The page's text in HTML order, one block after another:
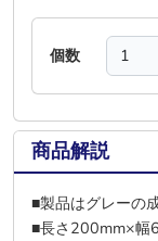
個数
商品解説
■製品はグレーの
■長さ200mm×幅